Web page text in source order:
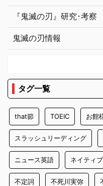
『鬼滅の刃』研究･考察
鬼滅の刃情報
タグ一覧
that節 TOEIC お館
スラッシュリーディング
ニュース英語 ネイティ
不定詞 不死川実弥